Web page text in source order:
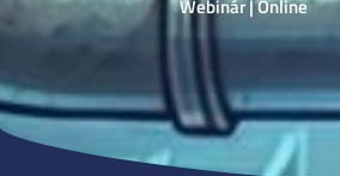
Webinár |Online